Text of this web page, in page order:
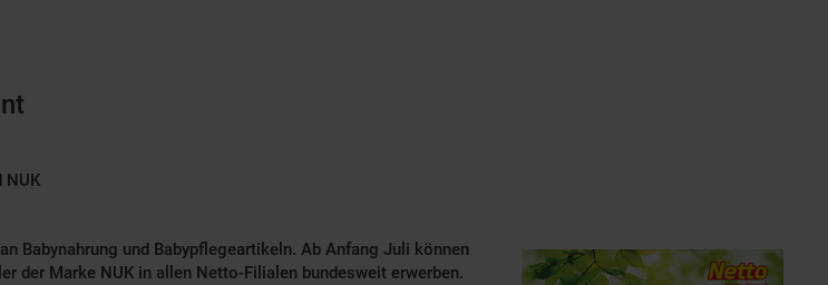
NUK
und Babypflegeartikeln. Ab Anfang Juli können
der Marke NUK in allen Netto-Filialen bundesweit erwerben.